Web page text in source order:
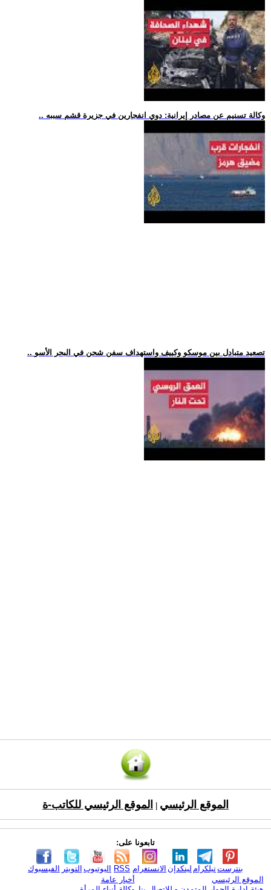
.. وكالة تسنيم عن مصادر إيرانية: دوي انفجارين في جزيرة قشم سببه
.. تصعيد متبادل بين موسكو وكييف واستهداف سفن شحن في البحر الأسو
الموقع الرئيسي الموقع الرئيسي للكاتب-ة
تابعونا على:
الفيسبوك التويتر اليوتيوب RSS الانستغرام لينكدإن تيلكرامبنترست
الموقع الرئيسي
أخبار عامة